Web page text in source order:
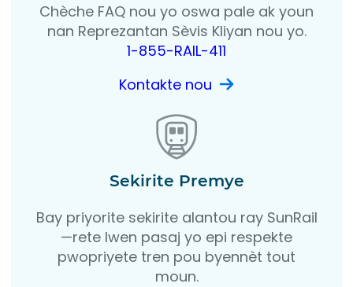
Chèche FAQ nou yo oswa pale ak youn
nan Reprezantan Sèvis Kliyan nou yo.
1-855-RAIL-411
Kontakte nou
Sekirite Premye
Bay priyorite sekirite alantou ray SunRail
—rete lwen pasaj yo epi respekte
pwopriyete tren pou byennèt tout
moun.